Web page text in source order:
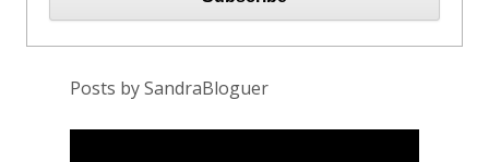
Posts by SandraBloguer